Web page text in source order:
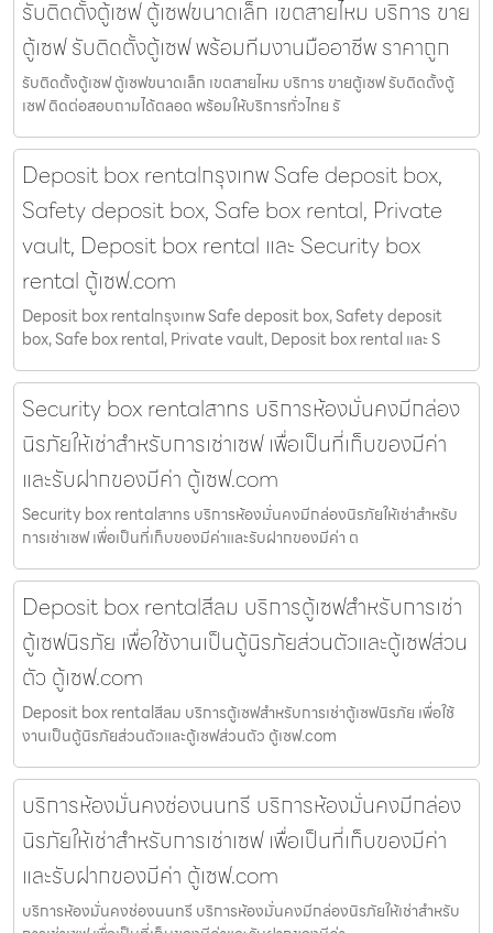
รับติดตั้งตู้เซฟ ตู้เซฟขนาดเล็ก เขตสายไหม บริการ ขาย
ตู้เซฟ รับติดตั้งตู้เซฟ พร้อมทีมงานมืออาชีพ ราคาถูก
รับติดตั้งตู้เซฟ ตู้เซฟขนาดเล็ก เขตสายไหม บริการ ขายตู้เซฟ รับติดตั้งตู้
เซฟ ติดต่อสอบถามได้ตลอด พร้อมให้บริการทั่วไทย รั
Deposit box rentalกรุงเทพ Safe deposit box,
Safety deposit box, Safe box rental, Private
vault, Deposit box rental และ Security box
rental ตู้เซฟ.com
Deposit box rentalกรุงเทพ Safe deposit box, Safety deposit
box, Safe box rental, Private vault, Deposit box rental และ S
Security box rentalสาทร บริการห้องมั่นคงมีกล่อง
นิรภัยให้เช่าสำหรับการเช่าเซฟ เพื่อเป็นที่เก็บของมีค่า
และรับฝากของมีค่า ตู้เซฟ.com
Security box rentalสาทร บริการห้องมั่นคงมีกล่องนิรภัยให้เช่าสำหรับ
การเช่าเซฟ เพื่อเป็นที่เก็บของมีค่าและรับฝากของมีค่า ต
Deposit box rentalสีลม บริการตู้เซฟสำหรับการเช่า
ตู้เซฟนิรภัย เพื่อใช้งานเป็นตู้นิรภัยส่วนตัวและตู้เซฟส่วน
ตัว ตู้เซฟ.com
Deposit box rentalสีลม บริการตู้เซฟสำหรับการเช่าตู้เซฟนิรภัย เพื่อใช้
งานเป็นตู้นิรภัยส่วนตัวและตู้เซฟส่วนตัว ตู้เซฟ.com
บริการห้องมั่นคงช่องนนทรี บริการห้องมั่นคงมีกล่อง
นิรภัยให้เช่าสำหรับการเช่าเซฟ เพื่อเป็นที่เก็บของมีค่า
และรับฝากของมีค่า ตู้เซฟ.com
บริการห้องมั่นคงช่องนนทรี บริการห้องมั่นคงมีกล่องนิรภัยให้เช่าสำหรับ